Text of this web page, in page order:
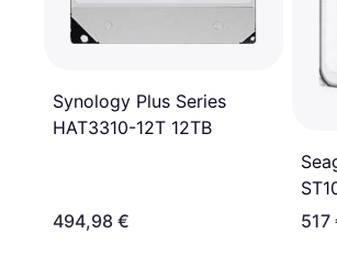
Synology Plus Series
HAT3310-12T 12TB
494,98 €
517